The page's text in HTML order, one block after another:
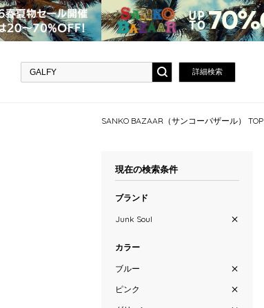
詳細検索
SANKO BAZAAR（サンコーバザール） TOP
現在の検索条件
ブランド
Junk Soul
カラー
ブルー
ピンク